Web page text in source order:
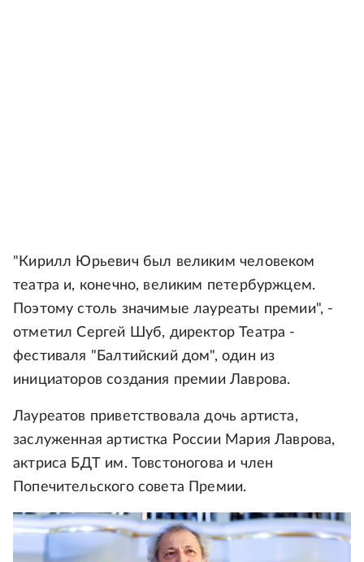
"Кирилл Юрьевич был великим человеком
театра и, конечно, великим петербуржцем.
Поэтому столь значимые лауреаты премии", -
отметил Сергей Шуб, директор Театра -
фестиваля "Балтийский дом", один из
инициаторов создания премии Лаврова.
Лауреатов приветствовала дочь артиста,
заслуженная артистка России Мария Лаврова,
актриса БДТ им. Товстоногова и член
Попечительского совета Премии.